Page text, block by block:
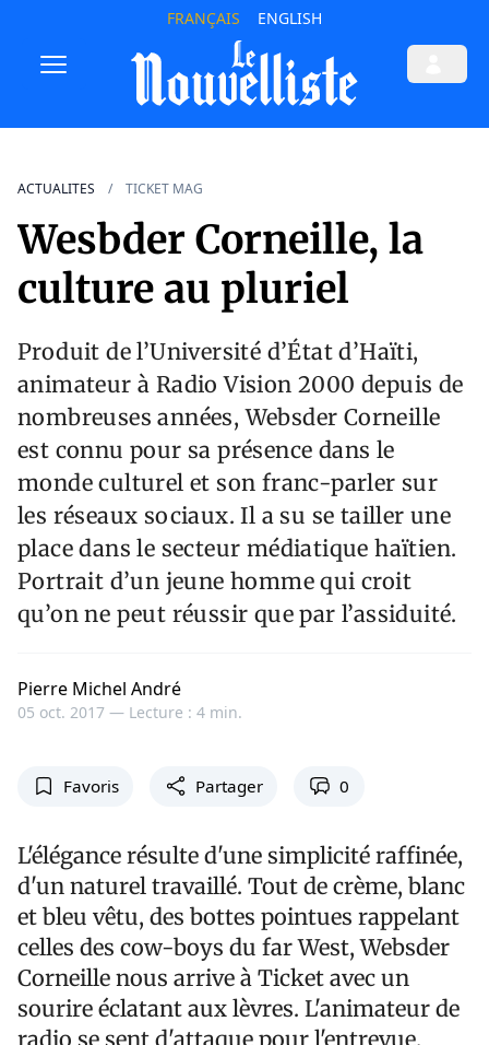
FRANÇAIS ENGLISH
ACTUALITES TICKET MAG
Wesbder Corneille, la
culture au pluriel
Produit de l’Université d’État d’Haïti,
animateur à Radio Vision 2000 depuis de
nombreuses années, Websder Corneille
est connu pour sa présence dans le
monde culturel et son franc-parler sur
les réseaux sociaux. Il a su se tailler une
place dans le secteur médiatique haïtien.
Portrait d’un jeune homme qui croit
qu’on ne peut réussir que par l’assiduité.
Pierre Michel André
05 oct. 2017 — Lecture : 4 min.
Favoris Partager 0
L'élégance résulte d'une simplicité raffinée,
d'un naturel travaillé. Tout de crème, blanc
et bleu vêtu, des bottes pointues rappelant
celles des cow-boys du far West, Websder
Corneille nous arrive à Ticket avec un
sourire éclatant aux lèvres. L'animateur de
radio se sent d'attaque pour l'entrevue.